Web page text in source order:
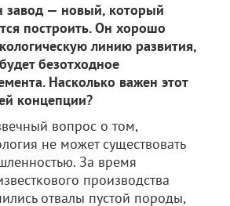
завод — новый, который
построить. Он хорошо
линию развития,
безотходное
Насколько важен этот
концепции?
вопрос о том,
не может существовать
За время
производства
отвалы пустой породы,